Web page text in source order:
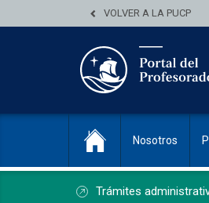
VOLVER A LA PUCP
Nosotros
Trámites